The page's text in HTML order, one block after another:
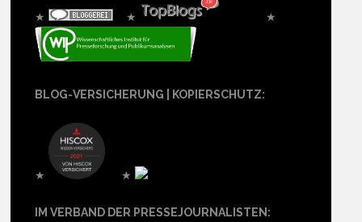
★ ★ ★
BLOG-VERSICHERUNG | KOPIERSCHUTZ:
★ ★
IM VERBAND DER PRESSEJOURNALISTEN: